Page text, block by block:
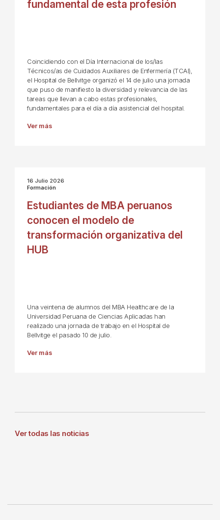
fundamental de esta profesión
Coincidiendo con el Día Internacional de los/las
Técnicos/as de Cuidados Auxiliares de Enfermería (TCAI),
el Hospital de Bellvitge organizó el 14 de julio una jornada
que puso de manifiesto la diversidad y relevancia de las
tareas que llevan a cabo estas profesionales,
fundamentales para el día a día asistencial del hospital.
Ver más
16 Julio 2026
Formación
Estudiantes de MBA peruanos
conocen el modelo de
transformación organizativa del
HUB
Una veintena de alumnos del MBA Healthcare de la
Universidad Peruana de Ciencias Aplicadas han
realizado una jornada de trabajo en el Hospital de
Bellvitge el pasado 10 de julio.
Ver más
Ver todas las noticias